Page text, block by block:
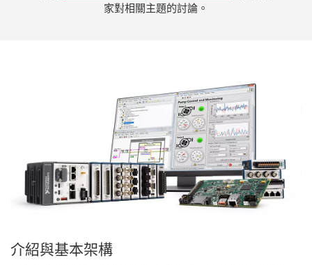
家對相關主題的討論。
介紹與基本架構